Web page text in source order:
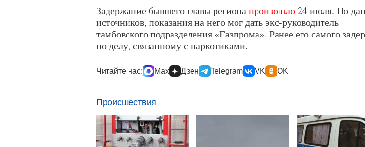
Задержание бывшего главы регионапроизошло24 июля. По
источников, показания на него мог дать экс-руководитель
тамбовского подразделения «Газпрома». Ранее его самого
по делу, связанному с наркотиками.
Читайте нас: Max Дзен Telegram VK OK
Происшествия